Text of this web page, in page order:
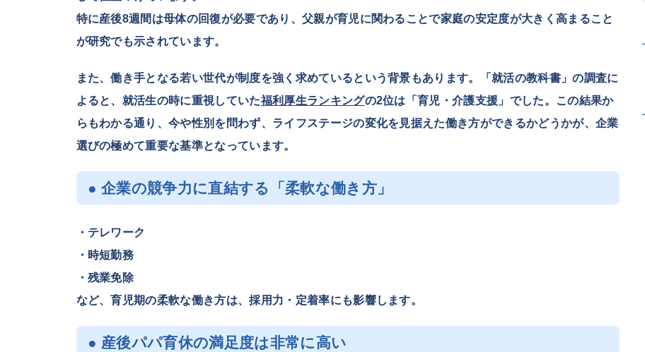
特に産後8週間は母体の回復が必要であり、父親が育児に関わることで家庭の安定度が大きく高まること
が研究でも示されています。
また、働き手となる若い世代が制度を強く求めているという背景もあります。「就活の教科書」の調査に
よると、就活生の時に重視していた福利厚生ランキングの2位は「育児・介護支援」でした。この結果か
らもわかる通り、今や性別を問わず、ライフステージの変化を見据えた働き方ができるかどうかが、企業
選びの極めて重要な基準となっています。
● 企業の競争力に直結する「柔軟な働き方」
・テレワーク
・時短勤務
・残業免除
など、育児期の柔軟な働き方は、採用力・定着率にも影響します。
● 産後パパ育休の満足度は非常に高い